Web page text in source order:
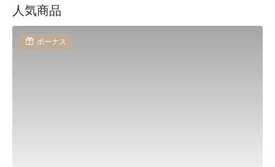
自駕或轉乘公車，皆可輕鬆串遊七星潭、鯉魚潭與松園別館等
知名景點。
雀客藏居 花蓮林森優惠、雀客藏居 花蓮林森住宿方案、雀客
藏居 花蓮林森休息方案立刻查看⬇︎
人気商品
ボーナス